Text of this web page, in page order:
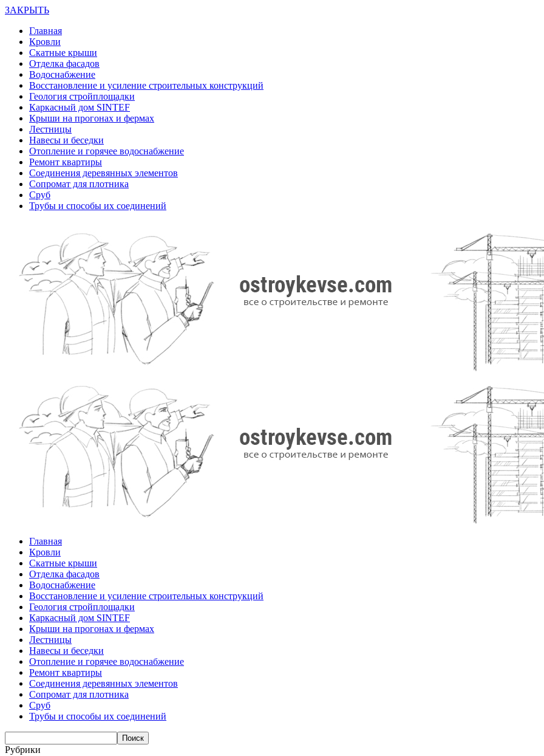
ЗАКРЫТЬ
Главная
Кровли
Скатные крыши
Отделка фасадов
Водоснабжение
Восстановление и усиление строительных конструкций
Геология стройплощадки
Каркасный дом SINTEF
Крыши на прогонах и фермах
Лестницы
Навесы и беседки
Отопление и горячее водоснабжение
Ремонт квартиры
Соединения деревянных элементов
Сопромат для плотника
Сруб
Трубы и способы их соединений
Главная
Кровли
Скатные крыши
Отделка фасадов
Водоснабжение
Восстановление и усиление строительных конструкций
Геология стройплощадки
Каркасный дом SINTEF
Крыши на прогонах и фермах
Лестницы
Навесы и беседки
Отопление и горячее водоснабжение
Ремонт квартиры
Соединения деревянных элементов
Сопромат для плотника
Сруб
Трубы и способы их соединений
Рубрики